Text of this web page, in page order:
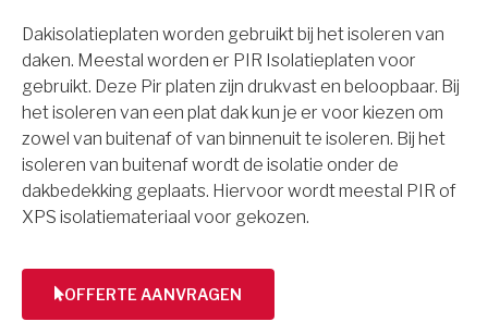
Dakisolatieplaten worden gebruikt bij het isoleren van
daken. Meestal worden er PIR Isolatieplaten voor
gebruikt. Deze Pir platen zijn drukvast en beloopbaar. Bij
het isoleren van een plat dak kun je er voor kiezen om
zowel van buitenaf of van binnenuit te isoleren. Bij het
isoleren van buitenaf wordt de isolatie onder de
dakbedekking geplaats. Hiervoor wordt meestal PIR of
XPS isolatiemateriaal voor gekozen.
OFFERTE AANVRAGEN